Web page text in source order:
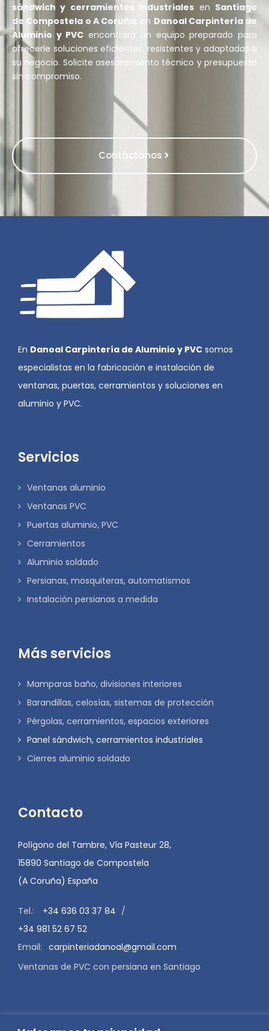
sándwich y cerramientos industriales en Santiago
de Compostela o A Coruña, en Danoal Carpintería de
Aluminio y PVC encontrará un equipo preparado para
ofrecerle soluciones eficientes, resistentes y adaptadas a
su negocio. Solicite asesoramiento técnico y presupuesto
sin compromiso.
Contáctanos
En Danoal Carpintería de Aluminio y PVC somos
especialistas en la fabricación e instalación de
ventanas, puertas, cerramientos y soluciones en
aluminio y PVC.
Servicios
Ventanas aluminio
Ventanas PVC
Puertas aluminio, PVC
Cerramientos
Aluminio soldado
Persianas, mosquiteras, automatismos
Instalación persianas a medida
Más servicios
Mamparas baño, divisiones interiores
Barandillas, celosías, sistemas de protección
Pérgolas, cerramientos, espacios exteriores
Panel sándwich, cerramientos industriales
Cierres aluminio soldado
Contacto
Polígono del Tambre, Vía Pasteur 28,
15890 Santiago de Compostela
(A Coruña) España
Tel.: +34 636 03 37 84 /
+34 981 52 67 52
Email: carpinteriadanoal@gmail.com
Ventanas de PVC con persiana en Santiago